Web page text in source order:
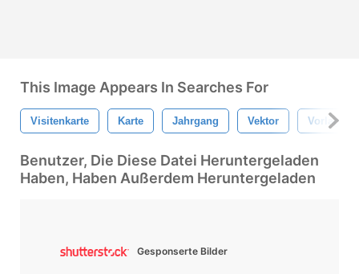
This Image Appears In Searches For
Visitenkarte Karte Jahrgang Vektor Vorlage
Benutzer, Die Diese Datei Heruntergeladen
Haben, Haben Außerdem Heruntergeladen
Gesponserte Bilder